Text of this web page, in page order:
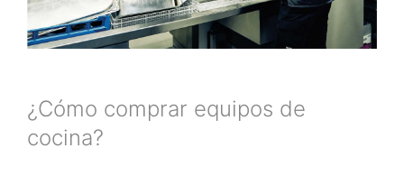
¿Cómo comprar equipos de
cocina?